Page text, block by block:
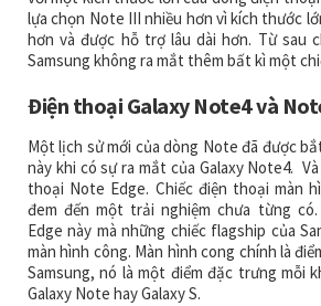
lựa chọn Note III nhiều hơn vì kích thước
hơn và được hỗ trợ lâu dài hơn. Từ sau
Samsung không ra mắt thêm bất kì một
Điện thoại Galaxy Note4 và
Một lịch sử mới của dòng Note đã được
này khi có sự ra mắt của Galaxy Note4.
thoại Note Edge. Chiếc điện thoại màn
đem đến một trải nghiệm chưa từng
Edge này mà những chiếc flagship của
màn hình công. Màn hình cong chính là
Samsung, nó là một điểm đặc trưng mỗi
Galaxy Note hay Galaxy S.